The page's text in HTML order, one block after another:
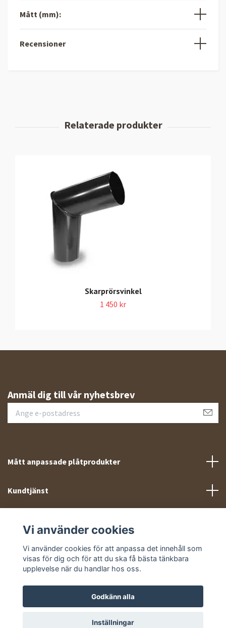
Mått (mm):
Recensioner
Skarprörsvinkel
1 450 kr
Anmäl dig till vår nyhetsbrev
Mått anpassade plåtprodukter
Kundtjänst
Sociala medier
© 2026 Takprofiler.se
Vi använder cookies
Vi använder cookies för att anpassa det innehåll som
visas för dig och för att du ska få bästa tänkbara
upplevelse när du handlar hos oss.
Godkänn alla
Inställningar